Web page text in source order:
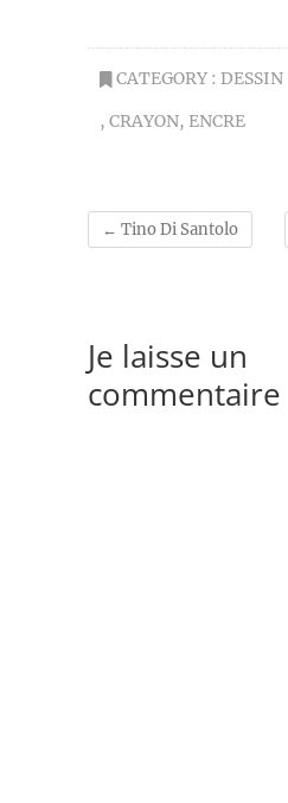
CATEGORY : DESSIN
, CRAYON, ENCRE
← Tino Di Santolo
Je laisse un
commentaire